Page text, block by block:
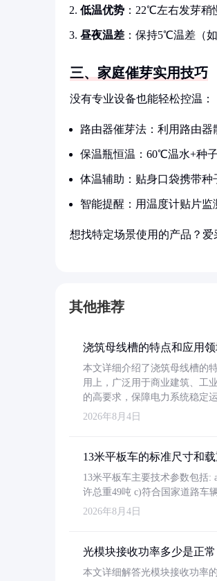
低温优势 ：22℃左右发芽稍
昼夜温差 ：保持5℃温差（
三、家庭催芽实用技巧
没有专业设备也能轻松控温：
路由器催芽法：利用路由
保温瓶恒温：60℃温水+种
体温辅助：贴身口袋携带种
智能提醒：用温度计贴片
想找特定场景使用的产品？
其他推荐
浇筑母线槽的特点和应用
本文详细介绍了浇筑母线槽的
用上，广泛用于商业建筑、工
的高要求，保障电力系统稳定运
2026年8月4日
13米平板车的标准尺寸和
13米平板车主要技术参数包括:
许总重49吨 c)符合国家道路车
2026年8月4日
光模块接收功率多少是正常
本文详细解答光模块接收功率